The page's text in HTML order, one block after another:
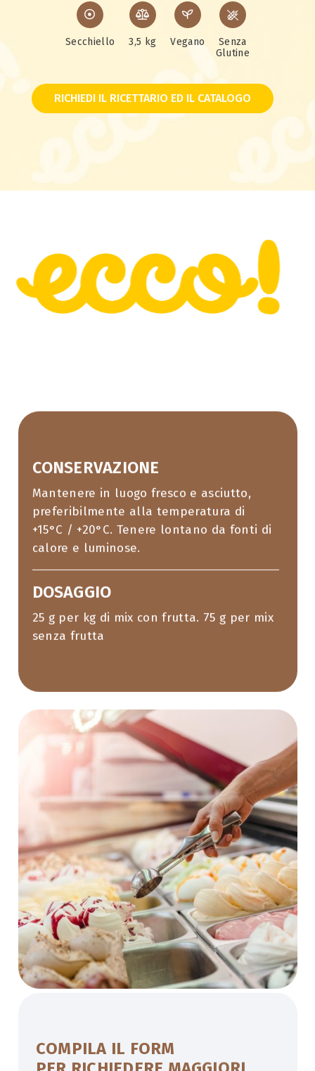
Secchiello 3,5 kg Vegano
Senza
Glutine
RICHIEDI IL RICETTARIO ED IL CATALOGO
CONSERVAZIONE
Mantenere in luogo fresco e asciutto,
preferibilmente alla temperatura di
+15°C / +20°C. Tenere lontano da fonti di
calore e luminose.
DOSAGGIO
25 g per kg di mix con frutta. 75 g per mix
senza frutta
COMPILA IL FORM